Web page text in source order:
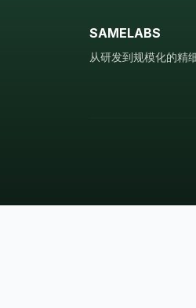
SAMELABS
从研发到规模化的精